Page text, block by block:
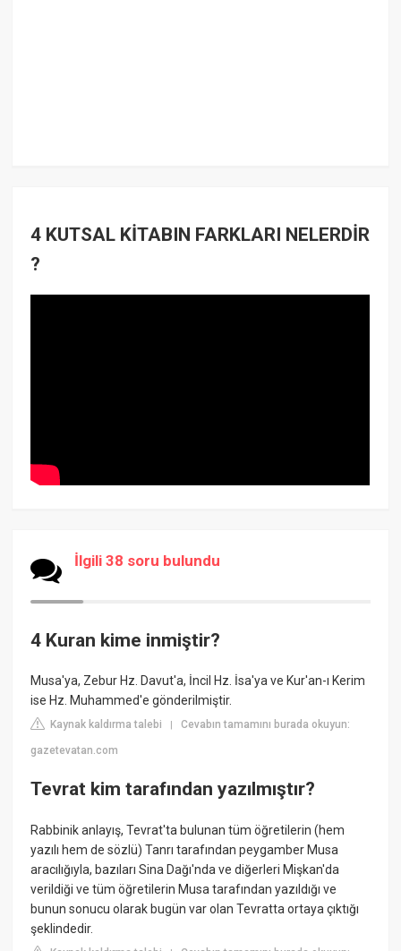
4 KUTSAL KİTABIN FARKLARI NELERDİR
?
İlgili 38 soru bulundu
4 Kuran kime inmiştir?
Musa'ya, Zebur Hz. Davut'a, İncil Hz. İsa'ya ve Kur'an-ı Kerim
ise Hz. Muhammed'e gönderilmiştir.
Kaynak kaldırma talebi |Cevabın tamamını burada okuyun:
gazetevatan.com
Tevrat kim tarafından yazılmıştır?
Rabbinik anlayış, Tevrat'ta bulunan tüm öğretilerin (hem
yazılı hem de sözlü) Tanrı tarafından peygamber Musa
aracılığıyla, bazıları Sina Dağı'nda ve diğerleri Mişkan'da
verildiği ve tüm öğretilerin Musa tarafından yazıldığı ve
bunun sonucu olarak bugün var olan Tevratta ortaya çıktığı
şeklindedir.